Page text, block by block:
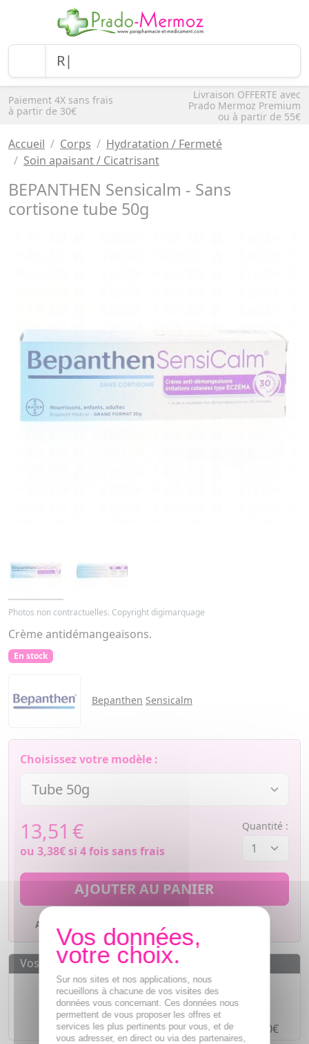
Paiement 4X sans frais
à partir de 30€
Livraison OFFERTE avec
Prado Mermoz Premium
ou à partir de 55€
Accueil Corps
Hydratation / Fermeté
Soin apaisant / Cicatrisant
BEPANTHEN Sensicalm - Sans
cortisone tube 50g
Photos non contractuelles. Copyright digimarquage
Crème antidémangeaisons.
En stock
Bepanthen Sensicalm
Choisissez votre modèle :
13,51 €
ou 3,38€si 4 fois sans frais
Quantité :
AJOUTER AU PANIER
Ajouter à mes favoris
Vos avantages
Des prixIMBATTABLES
Paiement en ligneSÉCURISÉ
Paiement en4 fois sans fraisà partir de 30€
Sur nos sites et nos applications, nous
recueillons à chacune de vos visites des
données vous concernant. Ces données nous
permettent de vous proposer les offres et
services les plus pertinents pour vous, et de
vous adresser, en direct ou via des partenaires,